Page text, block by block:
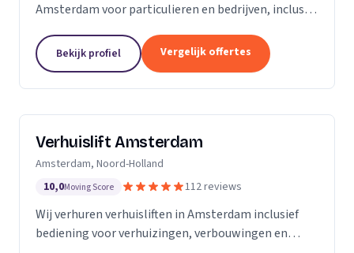
Amsterdam voor particulieren en bedrijven, inclusief
Bekijk profiel Vergelijk offertes
Verhuislift Amsterdam
Amsterdam, Noord-Holland
10,0Moving Score 112 reviews
Wij verhuren verhuisliften in Amsterdam inclusief
bediening voor verhuizingen, verbouwingen en